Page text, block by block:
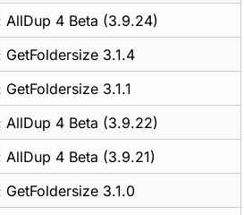
AllDup 4 Beta (3.9.24)
GetFoldersize 3.1.4
3.1.1
AllDup 4 Beta (3.9.22)
AllDup 4 Beta (3.9.21)
GetFoldersize 3.1.0